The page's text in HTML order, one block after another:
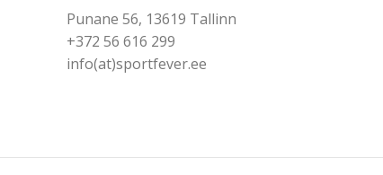
Punane 56, 13619 Tallinn
+372 56 616 299
info(at)sportfever.ee